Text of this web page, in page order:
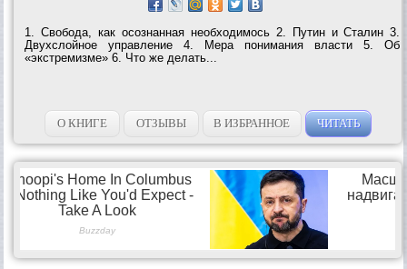
1. Свобода, как осознанная необходимось 2. Путин и Сталин 3.
Двухслойное управление 4. Мера понимания власти 5. Об
«экстремизме» 6. Что же делать...
О КНИГЕ ОТЗЫВЫ В ИЗБРАННОЕ ЧИТАТЬ